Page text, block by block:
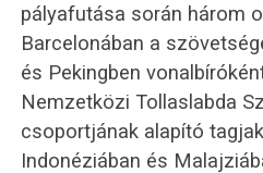
pályafutása során három
Barcelonában a
és Pekingben
Nemzetközi Tollaslabda
csoportjának alapító
Indonéziában és